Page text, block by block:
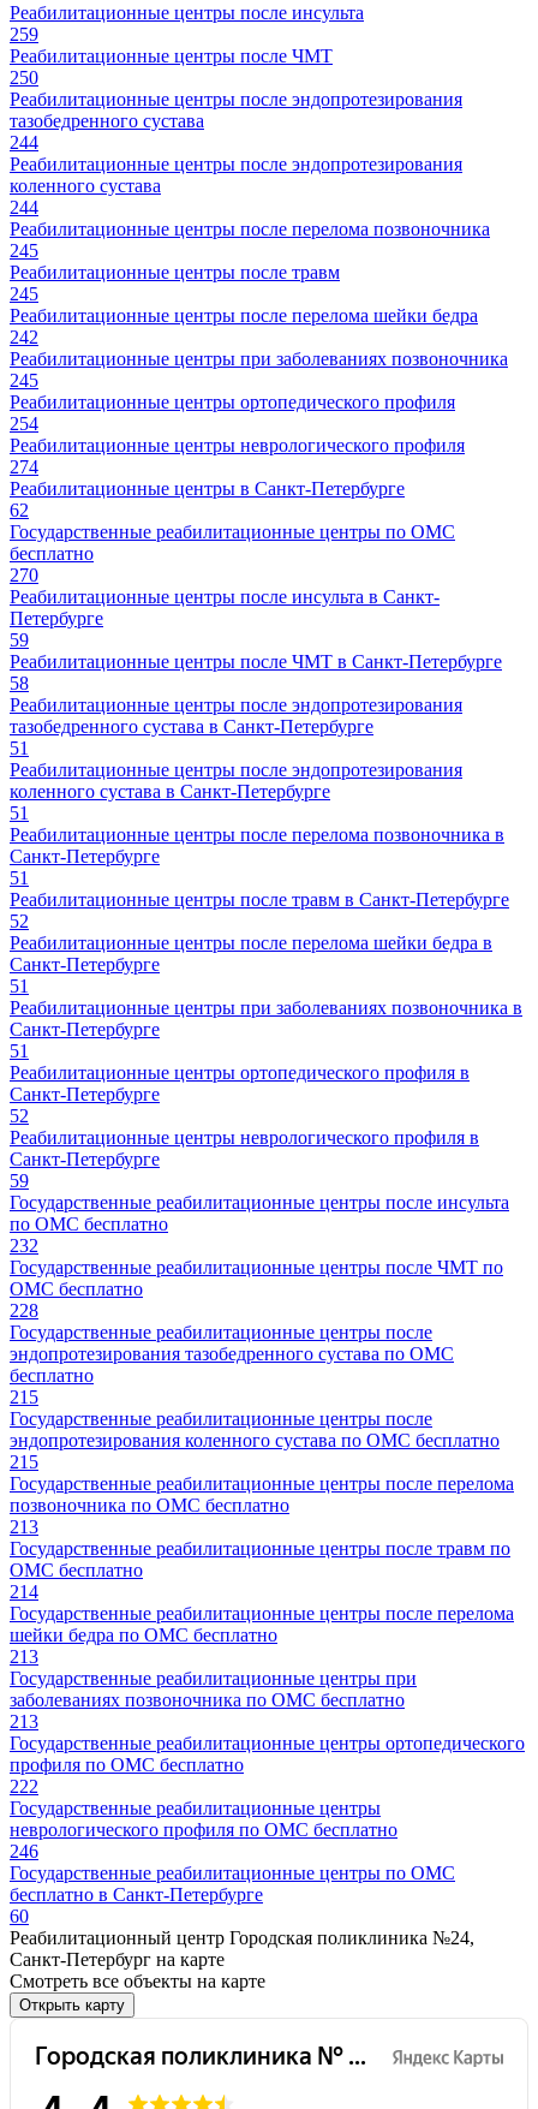
Реабилитационные центры после инсульта
259
Реабилитационные центры после ЧМТ
250
Реабилитационные центры после эндопротезирования
тазобедренного сустава
244
Реабилитационные центры после эндопротезирования
коленного сустава
244
Реабилитационные центры после перелома позвоночника
245
Реабилитационные центры после травм
245
Реабилитационные центры после перелома шейки бедра
242
Реабилитационные центры при заболеваниях позвоночника
245
Реабилитационные центры ортопедического профиля
254
Реабилитационные центры неврологического профиля
274
Реабилитационные центры в Санкт-Петербурге
62
Государственные реабилитационные центры по ОМС
бесплатно
270
Реабилитационные центры после инсульта в Санкт-
Петербурге
59
Реабилитационные центры после ЧМТ в Санкт-Петербурге
58
Реабилитационные центры после эндопротезирования
тазобедренного сустава в Санкт-Петербурге
51
Реабилитационные центры после эндопротезирования
коленного сустава в Санкт-Петербурге
51
Реабилитационные центры после перелома позвоночника в
Санкт-Петербурге
51
Реабилитационные центры после травм в Санкт-Петербурге
52
Реабилитационные центры после перелома шейки бедра в
Санкт-Петербурге
51
Реабилитационные центры при заболеваниях позвоночника в
Санкт-Петербурге
51
Реабилитационные центры ортопедического профиля в
Санкт-Петербурге
52
Реабилитационные центры неврологического профиля в
Санкт-Петербурге
59
Государственные реабилитационные центры после инсульта
по ОМС бесплатно
232
Государственные реабилитационные центры после ЧМТ по
ОМС бесплатно
228
Государственные реабилитационные центры после
эндопротезирования тазобедренного сустава по ОМС
бесплатно
215
Государственные реабилитационные центры после
эндопротезирования коленного сустава по ОМС бесплатно
215
Государственные реабилитационные центры после перелома
позвоночника по ОМС бесплатно
213
Государственные реабилитационные центры после травм по
ОМС бесплатно
214
Государственные реабилитационные центры после перелома
шейки бедра по ОМС бесплатно
213
Государственные реабилитационные центры при
заболеваниях позвоночника по ОМС бесплатно
213
Государственные реабилитационные центры ортопедического
профиля по ОМС бесплатно
222
Государственные реабилитационные центры
неврологического профиля по ОМС бесплатно
246
Государственные реабилитационные центры по ОМС
бесплатно в Санкт-Петербурге
60
Реабилитационный центр Городская поликлиника №24,
Санкт-Петербург на карте
Смотреть все объекты на карте
Открыть карту